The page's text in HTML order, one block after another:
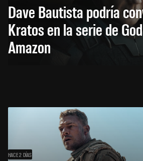
Dave Bautista podría
Kratos en la serie de
Amazon
HACE 2 DÍAS